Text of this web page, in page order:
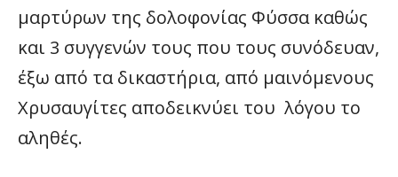
μαρτύρων της δολοφονίας Φύσσα καθώς
και 3 συγγενών τους που τους συνόδευαν,
έξω από τα δικαστήρια, από μαινόμενους
Χρυσαυγίτες αποδεικνύει του λόγου το
αληθές.